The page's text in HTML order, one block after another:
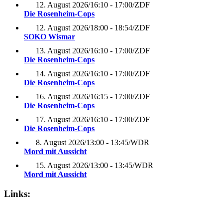
12. August 2026/16:10 - 17:00/ZDF
Die Rosenheim-Cops
12. August 2026/18:00 - 18:54/ZDF
SOKO Wismar
13. August 2026/16:10 - 17:00/ZDF
Die Rosenheim-Cops
14. August 2026/16:10 - 17:00/ZDF
Die Rosenheim-Cops
16. August 2026/16:15 - 17:00/ZDF
Die Rosenheim-Cops
17. August 2026/16:10 - 17:00/ZDF
Die Rosenheim-Cops
8. August 2026/13:00 - 13:45/WDR
Mord mit Aussicht
15. August 2026/13:00 - 13:45/WDR
Mord mit Aussicht
Links: